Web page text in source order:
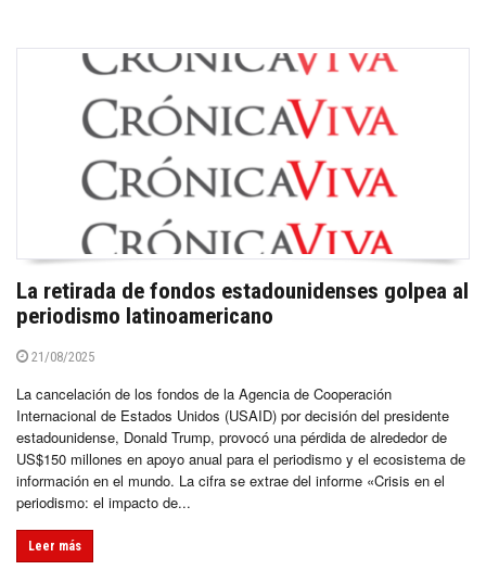
La retirada de fondos estadounidenses golpea al
periodismo latinoamericano
21/08/2025
La cancelación de los fondos de la Agencia de Cooperación
Internacional de Estados Unidos (USAID) por decisión del presidente
estadounidense, Donald Trump, provocó una pérdida de alrededor de
US$150 millones en apoyo anual para el periodismo y el ecosistema de
información en el mundo. La cifra se extrae del informe «Crisis en el
periodismo: el impacto de...
Leer más